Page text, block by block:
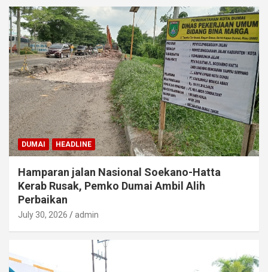
DUMAI HEADLINE
Hamparan jalan Nasional Soekano-Hatta
Kerab Rusak, Pemko Dumai Ambil Alih
Perbaikan
July 30, 2026 admin